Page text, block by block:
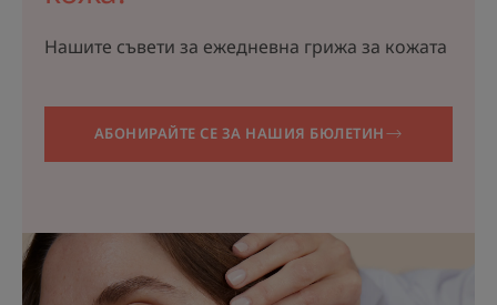
Нашите съвети за ежедневна грижа за кожата
АБОНИРАЙТЕ СЕ ЗА НАШИЯ БЮЛЕТИН